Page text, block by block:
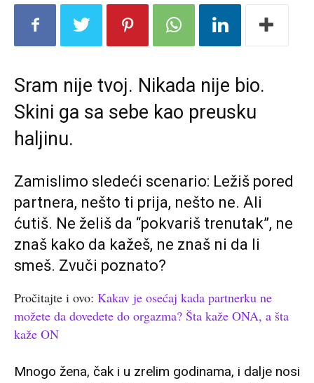
Sram nije tvoj. Nikada nije bio.
Skini ga sa sebe kao preusku
haljinu.
Zamislimo sledeći scenario: Ležiš pored
partnera, nešto ti prija, nešto ne. Ali
ćutiš. Ne želiš da “pokvariš trenutak”, ne
znaš kako da kažeš, ne znaš ni da li
smeš. Zvuči poznato?
Pročitajte i ovo: Kakav je osećaj kada partnerku ne
možete da dovedete do orgazma? Šta kaže ONA, a šta
kaže ON
Mnogo žena, čak i u zrelim godinama, i dalje nosi